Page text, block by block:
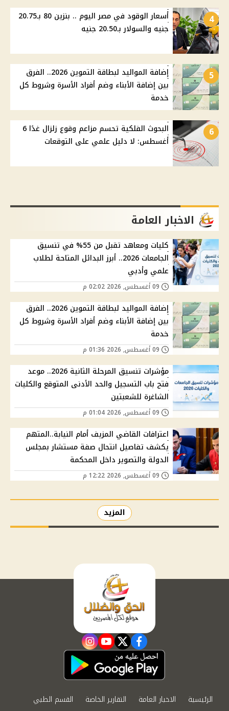
4
أسعار الوقود في مصر اليوم .. بنزين 80 بـ20.75
جنيه والسولار بـ20.50 جنيه
5
إضافة المواليد لبطاقة التموين 2026.. الفرق
بين إضافة الأبناء وضم أفراد الأسرة وشروط كل
خدمة
6
البحوث الفلكية تحسم مزاعم وقوع زلزال غدًا 6
أغسطس: لا دليل علمي على التوقعات
الاخبار العامة
كليات ومعاهد تقبل من 55% في تنسيق
الجامعات 2026.. أبرز البدائل المتاحة لطلاب
علمي وأدبي
إضافة المواليد لبطاقة التموين 2026.. الفرق
بين إضافة الأبناء وضم أفراد الأسرة وشروط كل
خدمة
مؤشرات تنسيق المرحلة الثانية 2026.. موعد
فتح باب التسجيل والحد الأدنى المتوقع والكليات
الشاغرة للشعبتين
اعترافات القاضي المزيف أمام النيابة..المتهم
يكشف تفاصيل انتحال صفة مستشار بمجلس
الدولة والتصوير داخل المحكمة
المزيد
facebook
twitter
youtube
instagram
الرئيسية الاخبار العامة التقارير الخاصة
القسم الطبي